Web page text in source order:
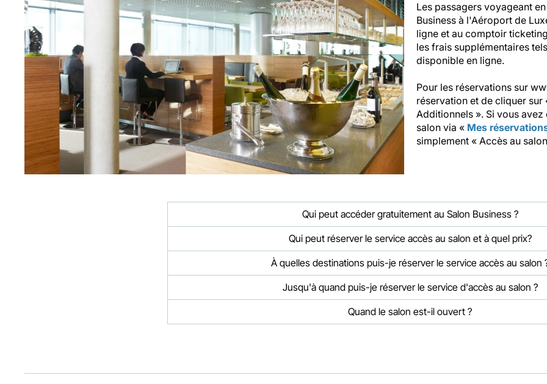
Les passagers voyageant
Business à l'Aéroport de
ligne et au comptoir
les frais supplémentaires
disponible en ligne.
Pour les réservations sur
réservation et de cliquer sur
Additionnels ». Si vous
salon via « Mes
simplement « Accès au
Qui peut accéder gratuitement au Salon Business ?
Qui peut réserver le service accès au salon et à quel prix?
À quelles destinations puis-je réserver le service accès au salon
Jusqu'à quand puis-je réserver le service d'accès au salon ?
Quand le salon est-il ouvert ?